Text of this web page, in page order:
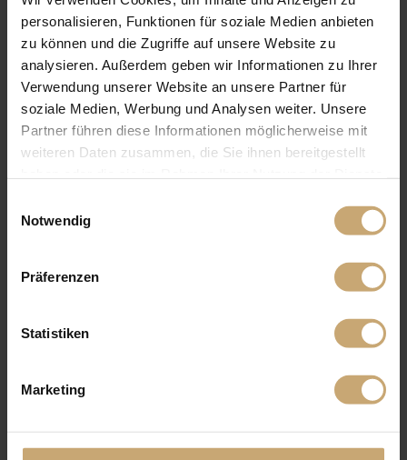
personalisieren, Funktionen für soziale Medien anbieten
zu können und die Zugriffe auf unsere Website zu
analysieren. Außerdem geben wir Informationen zu Ihrer
Verwendung unserer Website an unsere Partner für
soziale Medien, Werbung und Analysen weiter. Unsere
Partner führen diese Informationen möglicherweise mit
weiteren Daten zusammen, die Sie ihnen bereitgestellt
Notwendig
Präferenzen
Statistiken
Marketing